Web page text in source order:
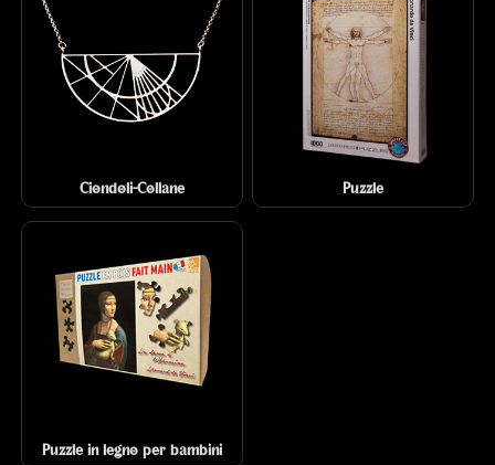
Ciondoli-Collane Puzzle
Puzzle in legno per bambini